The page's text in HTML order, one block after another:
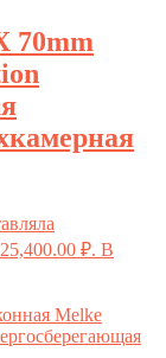
70mm
₽. В